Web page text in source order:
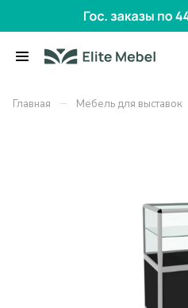
Главная – Мебель для выставок